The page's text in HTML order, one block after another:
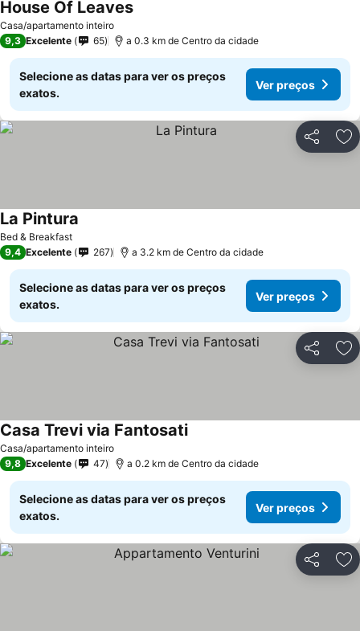
Casa/apartamento inteiro
House Of LeavesVer preços
9,3 Excelente 65 a 0.3 km de Centro da cidade
Selecione as datas para ver os preços
exatos.
Ver preços
Partilhar
Bed & Breakfast
La Pintura
9,4 Excelente 267 a 3.2 km de Centro da cidade
Selecione as datas para ver os preços
exatos.
Ver preços
Partilhar
Casa/apartamento inteiro
Casa Trevi via FantosatiVer preços
9,8 Excelente 47 a 0.2 km de Centro da cidade
Selecione as datas para ver os preços
exatos.
Ver preços
Partilhar